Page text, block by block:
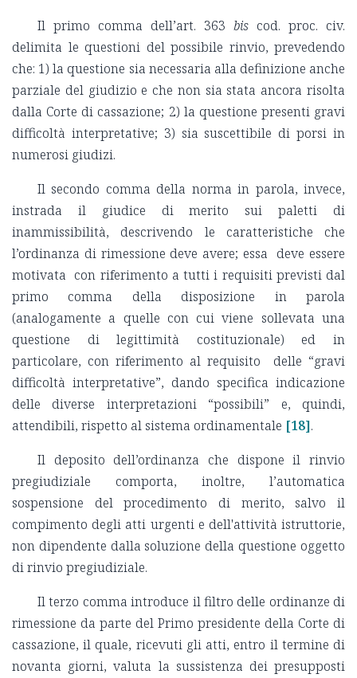
Il primo comma dell’art. 363 bis cod. proc. civ.
delimita le questioni del possibile rinvio, prevedendo
che: 1) la questione sia necessaria alla definizione anche
parziale del giudizio e che non sia stata ancora risolta
dalla Corte di cassazione; 2) la questione presenti gravi
difficoltà interpretative; 3) sia suscettibile di porsi in
numerosi giudizi.
Il secondo comma della norma in parola, invece,
instrada il giudice di merito sui paletti di
inammissibilità, descrivendo le caratteristiche che
l’ordinanza di rimessione deve avere; essa deve essere
motivata con riferimento a tutti i requisiti previsti dal
primo comma della disposizione in parola
(analogamente a quelle con cui viene sollevata una
questione di legittimità costituzionale) ed in
particolare, con riferimento al requisito delle “gravi
difficoltà interpretative”, dando specifica indicazione
delle diverse interpretazioni “possibili” e, quindi,
attendibili, rispetto al sistema ordinamentale [18].
Il deposito dell’ordinanza che dispone il rinvio
pregiudiziale comporta, inoltre, l’automatica
sospensione del procedimento di merito, salvo il
compimento degli atti urgenti e dell'attività istruttorie,
non dipendente dalla soluzione della questione oggetto
di rinvio pregiudiziale.
Il terzo comma introduce il filtro delle ordinanze di
rimessione da parte del Primo presidente della Corte di
cassazione, il quale, ricevuti gli atti, entro il termine di
novanta giorni, valuta la sussistenza dei presupposti